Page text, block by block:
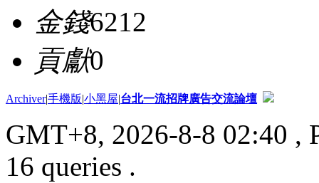
金錢6212
貢獻0
Archiver|手機版|小黑屋|台北一流招牌廣告交流論壇
GMT+8, 2026-8-8 02:40 ,
16 queries .